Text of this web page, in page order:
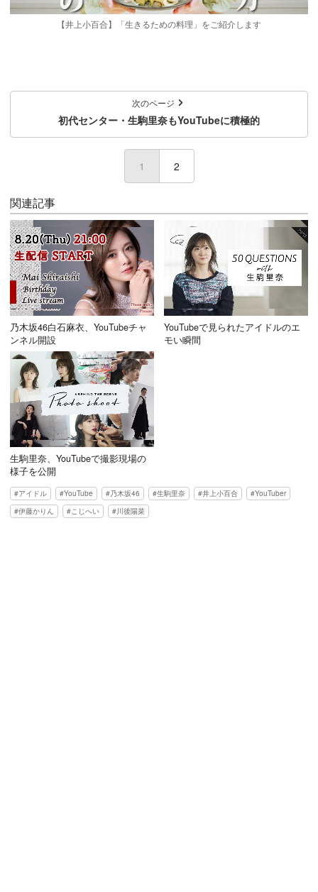
【井上小百合】「生きるための料理」をご紹介します
次のページ
初代センター・生駒里奈もYouTubeに積極的
1 (current)
2
関連記事
乃木坂46白石麻衣、YouTubeチャ
ンネル開設
YouTubeで見られたアイドルのエ
モい瞬間
生駒里奈、YouTubeで撮影現場の
様子を公開
アイドル YouTube 乃木坂46 生駒里奈 井上小百合
YouTuber
伊藤かりん
こじへい 川後陽菜